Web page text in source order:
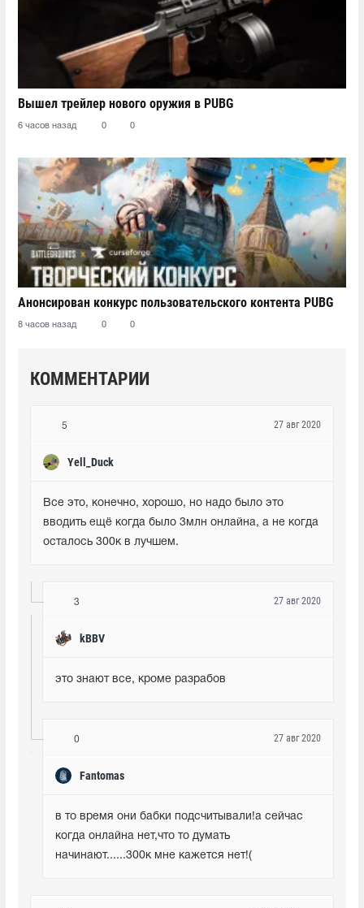
Вышел трейлер нового оружия в PUBG
6 часов назад 0 0
Анонсирован конкурс пользовательского контента PUBG
8 часов назад 0 0
КОММЕНТАРИИ
5
Yell_Duck
27 авг 2020
Все это, конечно, хорошо, но надо было это
вводить ещё когда было 3млн онлайна, а не когда
осталось 300к в лучшем.
3
kBBV
27 авг 2020
это знают все, кроме разрабов
0
Fantomas
27 авг 2020
в то время они бабки подсчитывали!а сейчас
когда онлайна нет,что то думать
начинают......300к мне кажется нет!(